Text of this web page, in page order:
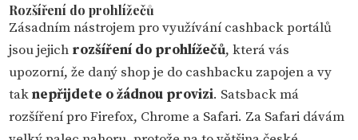
Rozšíření do prohlížečů
Zásadním nástrojem pro využívání cashback portálů
jsou jejich rozšíření do prohlížečů, která vás
upozorní, že daný shop je do cashbacku zapojen a vy
taknepřijdete o žádnou provizi. Satsback má
rozšíření pro Firefox, Chrome a Safari. Za Safari dávám